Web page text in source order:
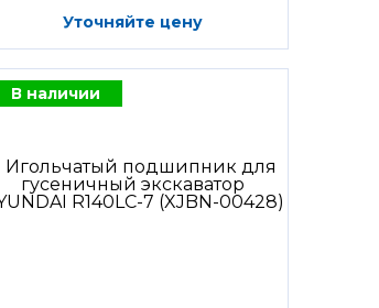
Уточняйте цену
В наличии